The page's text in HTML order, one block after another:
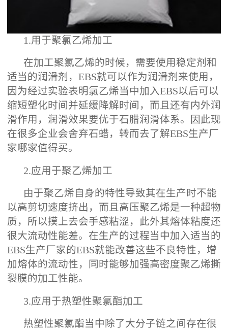
1.用于聚氯乙烯加工
在加工聚氯乙烯的时候，需要使用稳定剂和
适当的润滑剂，EBS就可以作为润滑剂来使用，
因为经过实验表明氯乙烯当中加入EBS以后可以
缩短塑化时间并延缓降解时间，而且还有内外润
滑作用，润滑效果要优于石腊润滑体系。因此现
在很多企业会舍弃石蜡，转而去了解EBS生产厂
家哪家值得买‍。
2.应用于聚乙烯加工
由于聚乙烯自身的特性导致其在生产时不能
以高剪切速度挤出，而且高压聚乙烯是一种超物
质，所以摸上去会手感粘涩，此外其熔体粘度还
很大流动性能差。在生产的过程当中加入适当的
EBS生产厂家‍的EBS就能改善这些不良特性，增
加熔体的流动性，同时能够加强高密度聚乙烯撕
裂膜的加工性能。
3.应用于热塑性聚氯酯加工
热塑性聚氯酯当中除了大分子链之间存在很